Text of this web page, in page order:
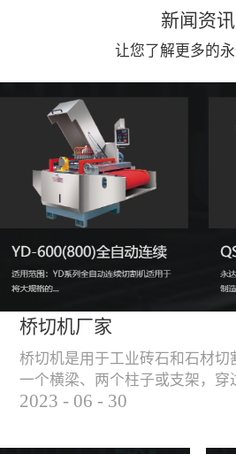
学。2、操作系统简单
易用；采用进口伺服、
稳、可靠。3、前后刀
切割，带去毛刺倒角功
能，不伤石材、瓷砖表
面，不崩边。4、大板
平稳输送进出，切割加
工与上下板分开，便
捷，高效。5、19”显示
屏，按钮、遥杆集成面
板，操作快速、简便。
新闻资讯
让您了解更多的
桥切机厂家
桥切机是用于工业砖石和石材切
一个横梁、两个柱子或支架，穿
桥而构成，因其形状而得名。随
是用于实现快速切割大型石材
2023 - 06 - 30